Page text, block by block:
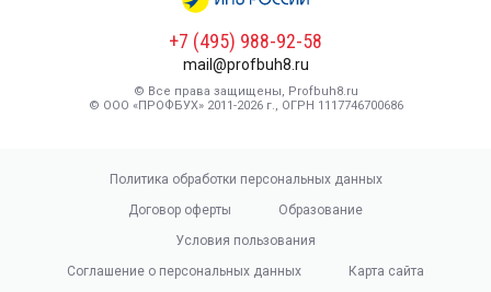
+7 (495) 988-92-58
mail@profbuh8.ru
© Все права защищены, Profbuh8.ru
© ООО «ПРОФБУХ» 2011-2026 г., ОГРН 1117746700686
Политика обработки персональных данных
Договор оферты
Образование
Условия пользования
Соглашение о персональных данных
Карта сайта